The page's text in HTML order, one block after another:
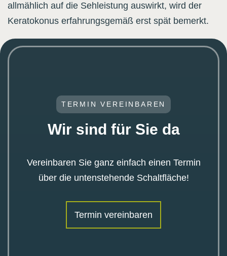
allmählich auf die Sehleistung auswirkt, wird der
Keratokonus erfahrungsgemäß erst spät bemerkt.
TERMIN VEREINBAREN
Wir sind für Sie da
Vereinbaren Sie ganz einfach einen Termin
über die untenstehende Schaltfläche!
Termin vereinbaren